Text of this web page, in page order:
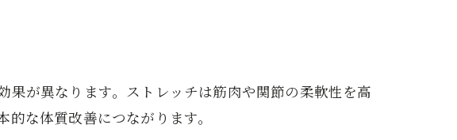
が異なります。ストレッチは筋肉や関節の柔軟性を高
な体質改善につながります。